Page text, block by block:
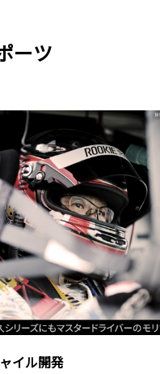
ーツ
イル開発